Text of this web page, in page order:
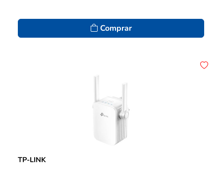
Comprar
TP-LINK